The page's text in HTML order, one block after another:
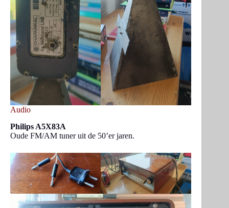
Audio
Philips A5X83A
Oude FM/AM tuner uit de 50’er jaren.